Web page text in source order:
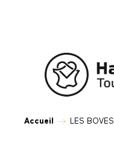
Accueil LES BOVES